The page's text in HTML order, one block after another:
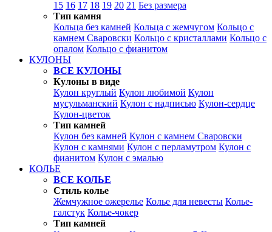
15 16 17 18 19 20 21 Без размера
Тип камня
Кольца без камней Кольца с жемчугом Кольцо с
камнем Сваровски Кольцо с кристаллами Кольцо с
опалом Кольцо с фианитом
КУЛОНЫ
ВСЕ КУЛОНЫ
Кулоны в виде
Кулон круглый Кулон любимой Кулон
мусульманский Кулон с надписью Кулон-сердце
Кулон-цветок
Тип камней
Кулон без камней Кулон с камнем Сваровски
Кулон с камнями Кулон с перламутром Кулон с
фианитом Кулон с эмалью
КОЛЬЕ
ВСЕ КОЛЬЕ
Стиль колье
Жемчужное ожерелье Колье для невесты Колье-
галстук Колье-чокер
Тип камней